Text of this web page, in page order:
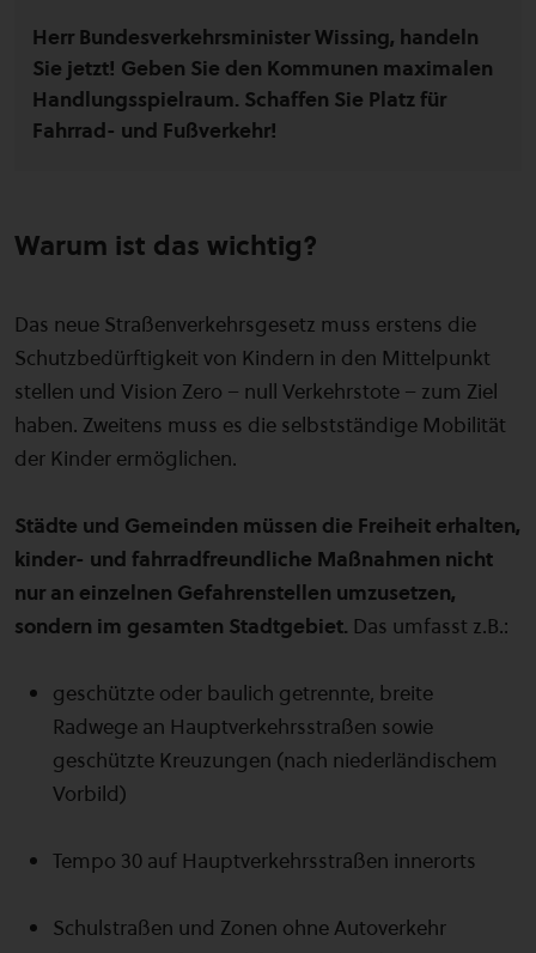
Herr Bundesverkehrsminister Wissing, handeln
Sie jetzt! Geben Sie den Kommunen maximalen
Handlungsspielraum. Schaffen Sie Platz für
Fahrrad- und Fußverkehr!
Warum ist das wichtig?
Das neue Straßenverkehrsgesetz muss erstens die
Schutzbedürftigkeit von Kindern in den Mittelpunkt
stellen und Vision Zero – null Verkehrstote – zum Ziel
haben. Zweitens muss es die selbstständige Mobilität
der Kinder ermöglichen.
Städte und Gemeinden müssen die Freiheit erhalten,
kinder- und fahrradfreundliche Maßnahmen nicht
nur an einzelnen Gefahrenstellen umzusetzen,
sondern im gesamten Stadtgebiet. Das umfasst z.B.:
geschützte oder baulich getrennte, breite
Radwege an Hauptverkehrsstraßen sowie
geschützte Kreuzungen (nach niederländischem
Vorbild)
Tempo 30 auf Hauptverkehrsstraßen innerorts
Schulstraßen und Zonen ohne Autoverkehr